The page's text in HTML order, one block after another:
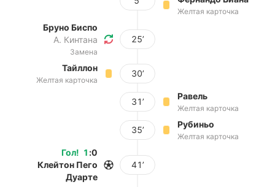
Желтая карточка
Бруно Биспо
А. Кинтана
Замена
25’
Тайллон
Желтая карточка
30’
31’
Равель
Желтая карточка
35’
Рубиньо
Желтая карточка
Гол! 1 :0
Клейтон Пего
Дуарте
41’